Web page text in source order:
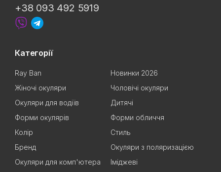
+38 093 492 5919
Категорії
Ray Ban
Новинки 2026
Жіночі окуляри
Чоловічі окуляри
Окуляри для водіїв
Дитячі
Форми окулярів
Форми обличчя
Колір
Стиль
Бренд
Окуляри з поляризацією
Окуляри для комп'ютера
Іміджеві